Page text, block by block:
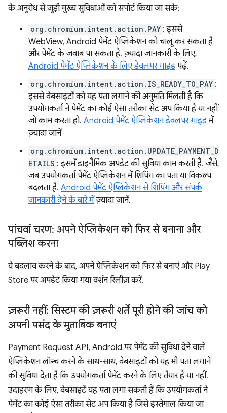
के अनुरोध से जुड़ी मुख्य सुविधाओं को सपोर्ट किया जा सके:
org.chromium.intent.action.PAY : इससे
WebView, Android पेमेंट ऐप्लिकेशन को चालू कर सकता है
और पेमेंट के जवाब पा सकता है. ज़्यादा जानकारी के लिए,
Android पेमेंट ऐप्लिकेशन के लिए डेवलपर गाइड पढ़ें.
org.chromium.intent.action.IS_READY_TO_PAY :
इससे वेबसाइटों को यह पता लगाने की अनुमति मिलती है कि
उपयोगकर्ता ने पेमेंट का कोई ऐसा तरीका सेट अप किया है या नहीं
जो काम करता हो. Android पेमेंट ऐप्लिकेशन डेवलपर गाइडमें
ज़्यादा जानें
org.chromium.intent.action.UPDATE_PAYMENT_D
ETAILS : इसमें डाइनैमिक अपडेट की सुविधा काम करती है. जैसे,
जब उपयोगकर्ता पेमेंट ऐप्लिकेशन में शिपिंग का पता या विकल्प
बदलता है. Android पेमेंट ऐप्लिकेशन से शिपिंग और संपर्क
जानकारी देने के बारे मेंज़्यादा जानें.
पांचवां चरण: अपने ऐप्लिकेशन को फिर से बनाना और
पब्लिश करना
ये बदलाव करने के बाद, अपने ऐप्लिकेशन को फिर से बनाएं और Play
Store पर अपडेट किया गया वर्शन रिलीज़ करें.
ज़रूरी नहीं: सिस्टम की ज़रूरी शर्तें पूरी होने की जांच को
अपनी पसंद के मुताबिक बनाएं
Payment Request API, Android पर पेमेंट की सुविधा देने वाले
ऐप्लिकेशन लॉन्च करने के साथ-साथ, वेबसाइटों को यह भी पता लगाने
की सुविधा देता है कि उपयोगकर्ता पेमेंट करने के लिए तैयार है या नहीं.
उदाहरण के लिए, वेबसाइटें यह पता लगा सकती हैं कि उपयोगकर्ता ने
पेमेंट का कोई ऐसा तरीका सेट अप किया है जिसे इस्तेमाल किया जा